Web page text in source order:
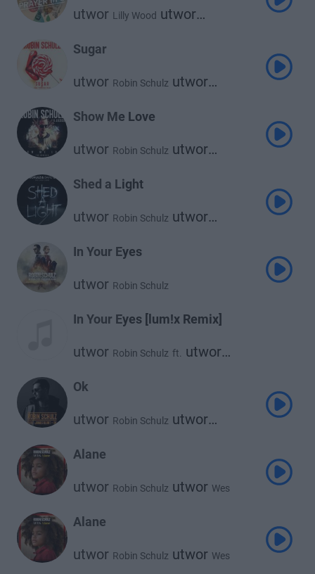
utwor Lilly Wood utwor
Sugar
utwor Robin Schulz utwor
Show Me Love
utwor Robin Schulz utwor
Shed a Light
utwor Robin Schulz utwor
In Your Eyes
utwor Robin Schulz
In Your Eyes [lum!x Remix]
utwor Robin Schulz ft. utwor
Ok
utwor Robin Schulz utwor
Alane
utwor Robin Schulz utwor Wes
Alane
utwor Robin Schulz utwor Wes